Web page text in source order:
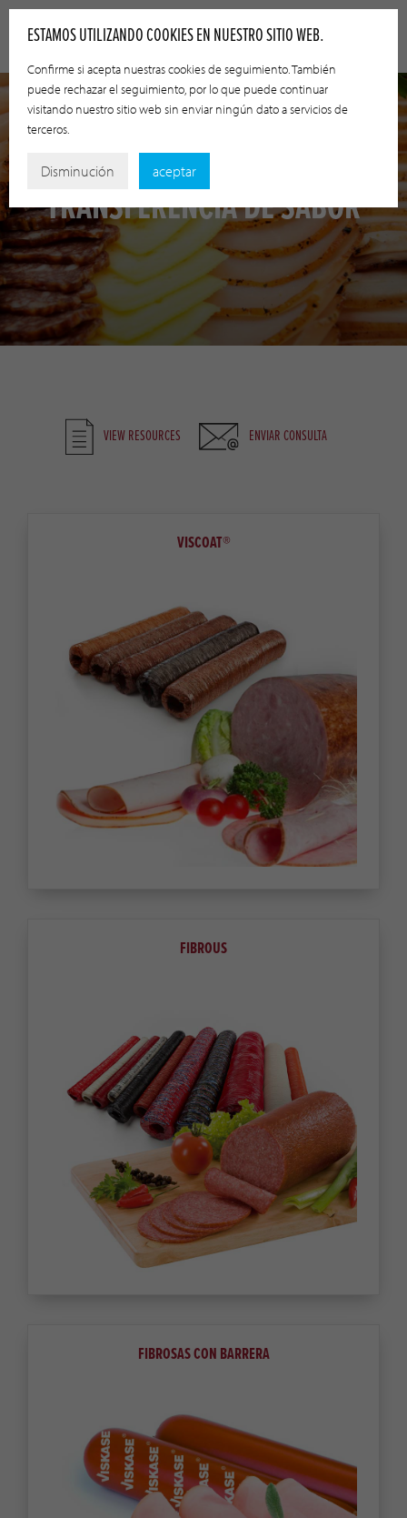
TRANSFERENCIA DE SABOR
VIEW RESOURCES ENVIAR CONSULTA
VISCOAT®
FIBROUS
FIBROSAS CON BARRERA
ESTAMOS UTILIZANDO COOKIES EN NUESTRO SITIO WEB.
Confirme si acepta nuestras cookies de seguimiento. También
puede rechazar el seguimiento, por lo que puede continuar
visitando nuestro sitio web sin enviar ningún dato a servicios de
terceros.
Disminución aceptar